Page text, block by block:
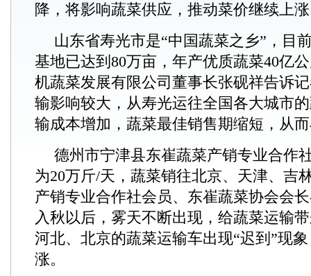
降，将影响蔬菜供应，推动菜价继续上
山东省寿光市是“中国蔬菜之乡”，目
基地已达到80万亩，年产优质蔬菜40亿
机蔬菜发展有限公司董事长张砚祥告诉
输影响较大，从寿光运往全国各大城市
输成本增加，蔬菜最佳销售期缩短，从
德州市宁津县东崔蔬菜产销专业合作
为20万斤/天，蔬菜销往北京、天津、吉
产销专业合作社会员、东崔蔬菜协会会
入秋以后，雾天不断出现，给蔬菜运输
河北、北京的蔬菜运输车出现“迟到”现
涨。